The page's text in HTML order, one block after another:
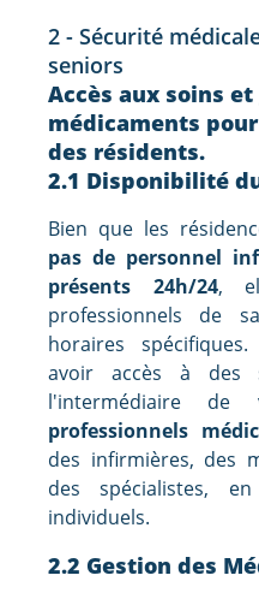
2 - Sécurité
seniors
Accès aux soins
médicaments
des résidents.
2.1 Disponibilité
Bien que les
pas de personnel
présents 24h/24,
professionnels de
horaires
avoir accès à des
l'intermédiaire de
professionnels
des infirmières, des
des spécialistes,
individuels.
2.2 Gestion des